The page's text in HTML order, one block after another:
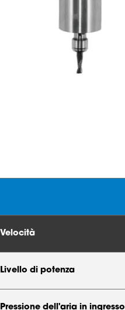
Velocità
Livello di potenza
Pressione dell'aria in ingresso